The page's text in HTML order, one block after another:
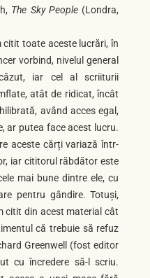
The Sky People(Londra,
citit toate aceste lucrări, în
vorbind, nivelul general
iar cel al scriiturii
atât de ridicat, încât
având acces egal,
ar putea face acest lucru.
aceste cărți variază într-
iar cititorul răbdător este
mai bune dintre ele, cu
pentru gândire. Totuși,
citit din acest material cât
că trebuie să refuz
Greenwell (fost editor
cu încredere să-l scriu.